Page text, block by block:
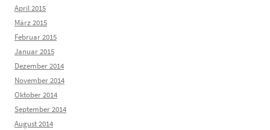
April 2015
März 2015
Februar 2015
Januar 2015
Dezember 2014
November 2014
Oktober 2014
September 2014
August 2014